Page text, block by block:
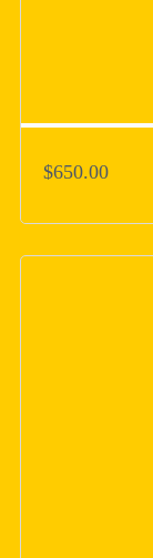
$650.00